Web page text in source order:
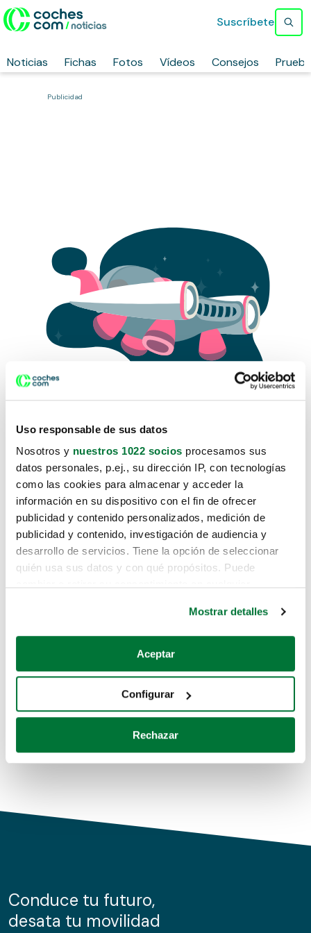
Uso responsable de sus datos
Nosotros y nuestros 1022 socios procesamos sus
datos personales, p.ej., su dirección IP, con tecnologías
como las cookies para almacenar y acceder la
información en su dispositivo con el fin de ofrecer
publicidad y contenido personalizados, medición de
publicidad y contenido, investigación de audiencia y
desarrollo de servicios. Tiene la opción de seleccionar
quién usa sus datos y con qué propósitos. Puede
Si lo permite, también quisiéramos:
Recopilar información sobre su ubicación geográfica
Identificar su dispositivo analizándolo activamente
para buscar características específicas (huellas
Obtenga más información sobre cómo se procesan sus
de cookies.
información sobre el uso que haga del sitio web con
nuestros partners de redes sociales, publicidad y análisis
Mostrar detalles
Aceptar
Configurar
Rechazar
Noticias Fichas Fotos Vídeos Consejos
Suscríbete
Publicidad
Lo sentimos, no sabemos como
te hemos traido hasta aquí.
Pero puedes encontrar el coche que estás
buscando en alguno de estos enlaces:
Coches de segunda mano
Coches de km0
Conduce tu futuro,
desata tu movilidad